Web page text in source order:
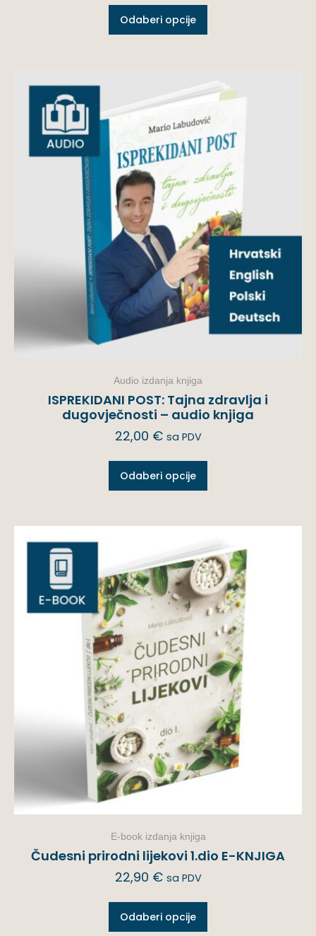
Odaberi opcije
Audio izdanja knjiga
ISPREKIDANI POST: Tajna zdravlja i
dugovječnosti – audio knjiga
22,00 € sa PDV
Odaberi opcije
E-book izdanja knjiga
Čudesni prirodni lijekovi 1.dio E-KNJIGA
22,90 € sa PDV
Odaberi opcije